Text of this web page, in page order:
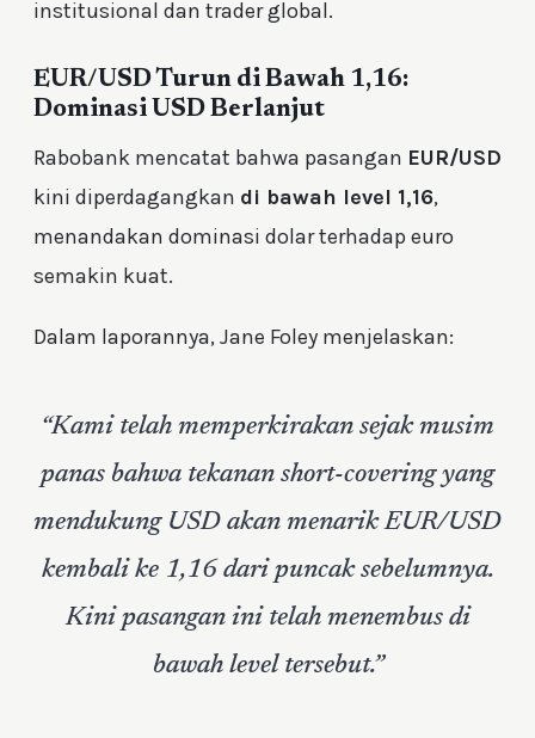
institusional dan trader global.
EUR/USD Turun di Bawah 1,16:
Dominasi USD Berlanjut
Rabobank mencatat bahwa pasangan EUR/USD
kini diperdagangkan di bawah level 1,16,
menandakan dominasi dolar terhadap euro
semakin kuat.
Dalam laporannya, Jane Foley menjelaskan:
“Kami telah memperkirakan sejak musim
panas bahwa tekanan short-coveringyang
mendukung USD akan menarik EUR/USD
kembali ke 1,16 dari puncak sebelumnya.
Kini pasangan ini telah menembus di
bawah level tersebut.”